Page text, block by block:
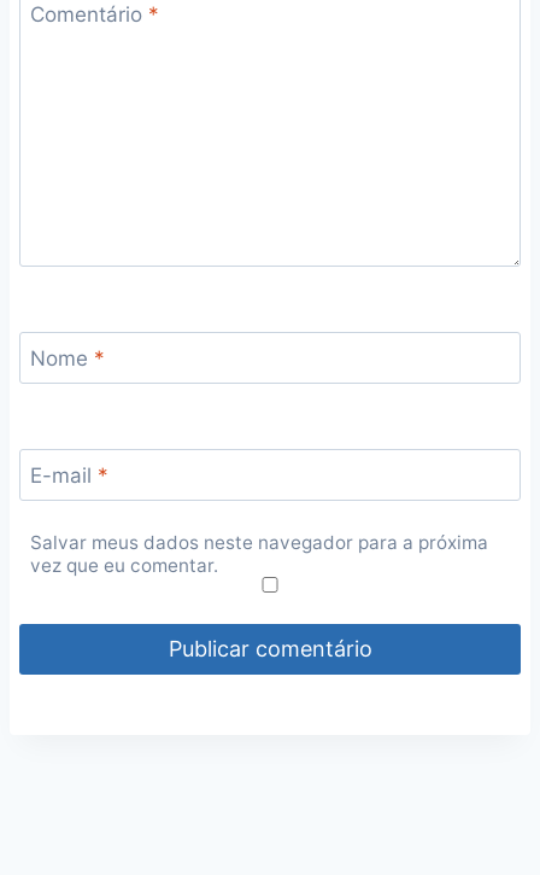
Comentário *
Nome *
E-mail *
Salvar meus dados neste navegador para a próxima
vez que eu comentar.